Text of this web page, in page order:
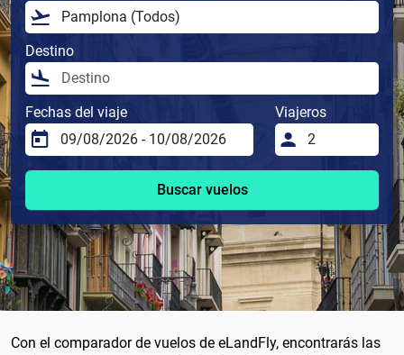
Destino
Fechas del viaje Viajeros
Buscar vuelos
Con el comparador de vuelos de eLandFly, encontrarás las